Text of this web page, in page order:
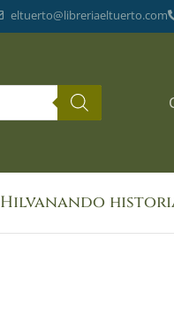
eltuerto@libreriaeltuerto.com
Hilvanando